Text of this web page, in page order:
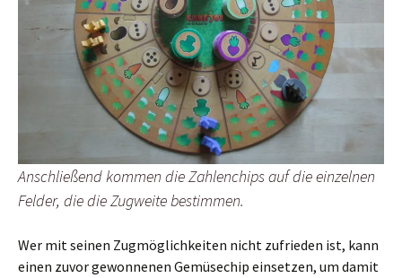
Anschließend kommen die Zahlenchips auf die einzelnen
Felder, die die Zugweite bestimmen.
Wer mit seinen Zugmöglichkeiten nicht zufrieden ist, kann
einen zuvor gewonnenen Gemüsechip einsetzen, um damit